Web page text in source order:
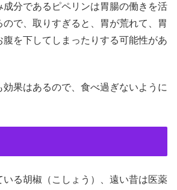
成分であるピペリンは胃腸の働きを活
で、取りすぎると、胃が荒れて、胃
を下してしまったりする可能性があ
果はあるので、食べ過ぎないように
いる胡椒（こしょう）、遠い昔は医薬